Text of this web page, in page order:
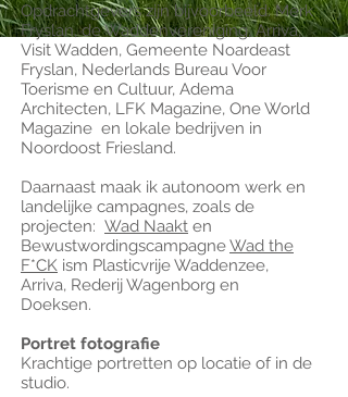
Opdrachtgevers zijn bijvoorbeeld: Merk
Fryslan, de Waddenvereniging, Arriva,
Visit Wadden, Gemeente Noardeast
Fryslan, Nederlands Bureau Voor
Toerisme en Cultuur, Adema
Architecten, LFK Magazine, One World
Magazine en lokale bedrijven in
Noordoost Friesland.
Daarnaast maak ik autonoom werk en
landelijke campagnes, zoals de
projecten: Wad Naakt en
BewustwordingscampagneWad the
F*CK ism Plasticvrije Waddenzee,
Arriva, Rederij Wagenborg en
Doeksen.
Portret fotografie
Krachtige portretten op locatie of in de
studio.